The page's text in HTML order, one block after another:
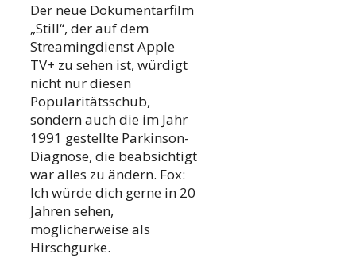
Der neue Dokumentarfilm
„Still“, der auf dem
Streamingdienst Apple
TV+ zu sehen ist, würdigt
nicht nur diesen
Popularitätsschub,
sondern auch die im Jahr
1991 gestellte Parkinson-
Diagnose, die beabsichtigt
war alles zu ändern. Fox:
Ich würde dich gerne in 20
Jahren sehen,
möglicherweise als
Hirschgurke.